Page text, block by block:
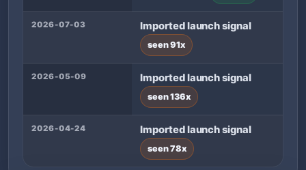
2026-07-03 Imported launch signal
seen 91x
2026-05-09 Imported launch signal
seen 136x
2026-04-24 Imported launch signal
seen 78x